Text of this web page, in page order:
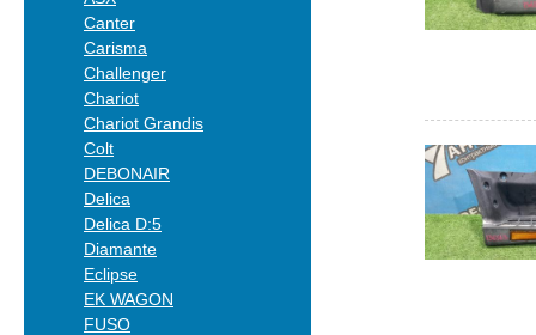
Canter
Carisma
Challenger
Chariot
Chariot Grandis
Colt
DEBONAIR
Delica
Delica D:5
Diamante
Eclipse
EK WAGON
FUSO